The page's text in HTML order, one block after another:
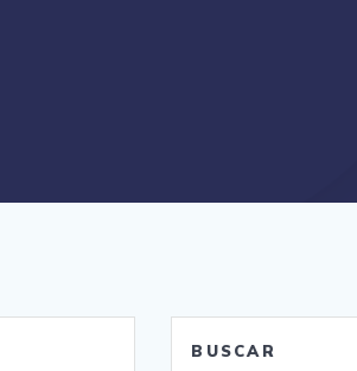
BUSCAR